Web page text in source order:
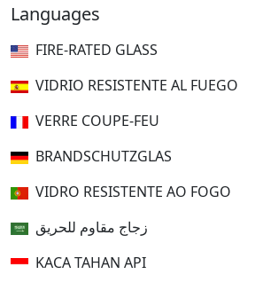
Languages
FIRE-RATED GLASS
VIDRIO RESISTENTE AL FUEGO
VERRE COUPE-FEU
BRANDSCHUTZGLAS
VIDRO RESISTENTE AO FOGO
زجاج مقاوم للحريق
KACA TAHAN API